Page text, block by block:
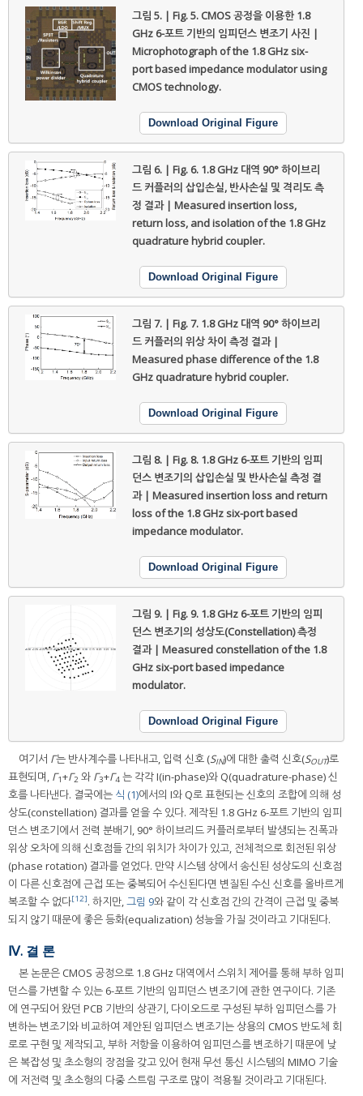
그림 5. | Fig. 5. CMOS 공정을 이용한 1.8
GHz 6-포트 기반의 임피던스 변조기 사진 |
Microphotograph of the 1.8 GHz six-
port based impedance modulator using
CMOS technology.
Download Original Figure
그림 6. | Fig. 6. 1.8 GHz 대역 90° 하이브리
드 커플러의 삽입손실, 반사손실 및 격리도 측
정 결과 | Measured insertion loss,
return loss, and isolation of the 1.8 GHz
quadrature hybrid coupler.
Download Original Figure
그림 7. | Fig. 7. 1.8 GHz 대역 90° 하이브리
드 커플러의 위상 차이 측정 결과 |
Measured phase difference of the 1.8
GHz quadrature hybrid coupler.
Download Original Figure
그림 8. | Fig. 8. 1.8 GHz 6-포트 기반의 임피
던스 변조기의 삽입손실 및 반사손실 측정 결
과 | Measured insertion loss and return
loss of the 1.8 GHz six-port based
impedance modulator.
Download Original Figure
그림 9. | Fig. 9. 1.8 GHz 6-포트 기반의 임피
던스 변조기의 성상도(Constellation) 측정
결과 | Measured constellation of the 1.8
GHz six-port based impedance
modulator.
Download Original Figure
여기서 Γ는 반사계수를 나타내고, 입력 신호 (SIN)에 대한 출력 신호(SOUT)로
표현되며, Γ1+Γ2 와 Γ3+Γ4 는 각각 I(in-phase)와 Q(quadrature-phase) 신
호를 나타낸다. 결국에는 식 (1)에서의 I와 Q로 표현되는 신호의 조합에 의해 성
상도(constellation) 결과를 얻을 수 있다. 제작된 1.8 GHz 6-포트 기반의 임피
던스 변조기에서 전력 분배기, 90° 하이브리드 커플러로부터 발생되는 진폭과
위상 오차에 의해 신호점들 간의 위치가 차이가 있고, 전체적으로 회전된 위상
(phase rotation) 결과를 얻었다. 만약 시스템 상에서 송신된 성상도의 신호점
이 다른 신호점에 근접 또는 중복되어 수신된다면 변질된 수신 신호를 올바르게
복조할 수 없다[12]. 하지만,그림 9와 같이 각 신호점 간의 간격이 근접 및 중복
되지 않기 때문에 좋은 등화(equalization) 성능을 가질 것이라고 기대된다.
Ⅳ. 결 론
본 논문은 CMOS 공정으로 1.8 GHz 대역에서 스위치 제어를 통해 부하 임피
던스를 가변할 수 있는 6-포트 기반의 임피던스 변조기에 관한 연구이다. 기존
에 연구되어 왔던 PCB 기반의 상관기, 다이오드로 구성된 부하 임피던스를 가
변하는 변조기와 비교하여 제안된 임피던스 변조기는 상용의 CMOS 반도체 회
로로 구현 및 제작되고, 부하 저항을 이용하여 임피던스를 변조하기 때문에 낮
은 복잡성 및 초소형의 장점을 갖고 있어 현재 무선 통신 시스템의 MIMO 기술
에 저전력 및 초소형의 다중 스트림 구조로 많이 적용될 것이라고 기대된다.